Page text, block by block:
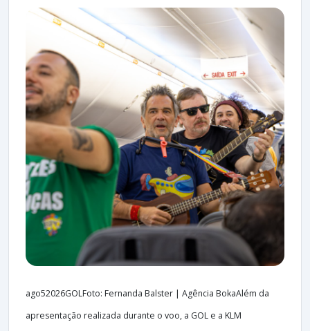
ago52026GOLFoto: Fernanda Balster | Agência BokaAlém da
apresentação realizada durante o voo, a GOL e a KLM